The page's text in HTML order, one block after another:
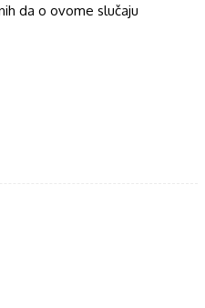
da o ovome slučaju